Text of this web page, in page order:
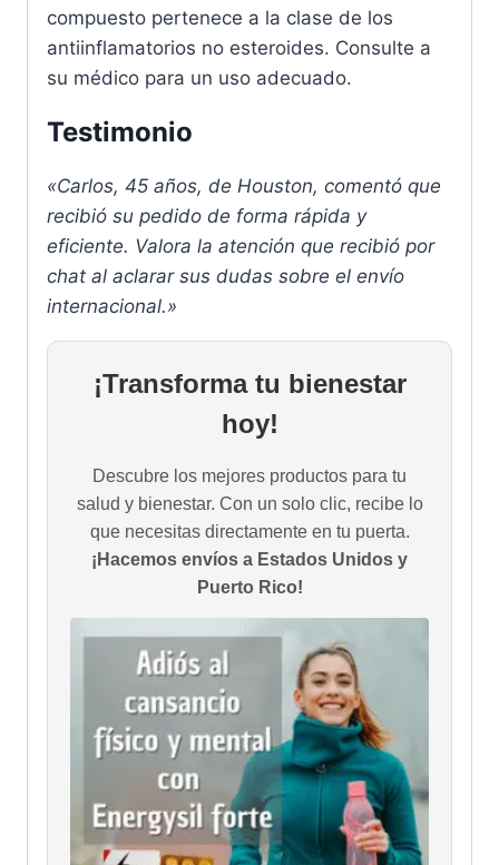
compuesto pertenece a la clase de los
antiinflamatorios no esteroides. Consulte a
su médico para un uso adecuado.
Testimonio
«Carlos, 45 años, de Houston, comentó que
recibió su pedido de forma rápida y
eficiente. Valora la atención que recibió por
chat al aclarar sus dudas sobre el envío
internacional.»
¡Transforma tu bienestar
hoy!
Descubre los mejores productos para tu
salud y bienestar. Con un solo clic, recibe lo
que necesitas directamente en tu puerta.
¡Hacemos envíos a Estados Unidos y
Puerto Rico!